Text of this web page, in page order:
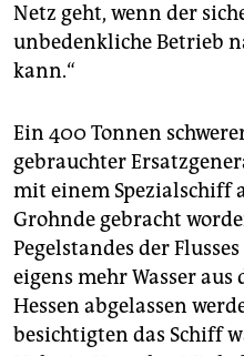
Netz geht, wenn der
unbedenkliche Betrieb
kann.“
Ein 400 Tonnen
gebrauchter
mit einem Spezialschiff
Grohnde gebracht
Pegelstandes der
eigens mehr Wasser
Hessen abgelassen
besichtigten das Schiff